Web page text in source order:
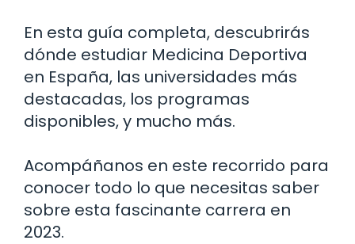
En esta guía completa, descubrirás
dónde estudiar Medicina Deportiva
en España, las universidades más
destacadas, los programas
disponibles, y mucho más.
Acompáñanos en este recorrido para
conocer todo lo que necesitas saber
sobre esta fascinante carrera en
2023.